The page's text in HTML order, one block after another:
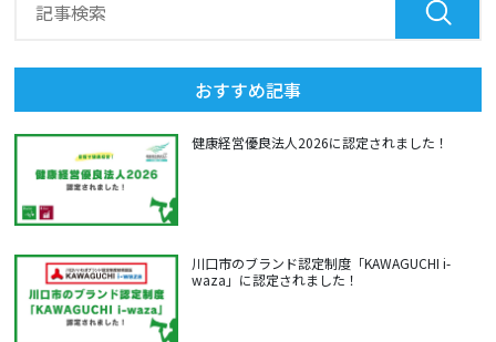
おすすめ記事
健康経営優良法人2026に認定されました！
川口市のブランド認定制度「KAWAGUCHI i-
waza」に認定されました！